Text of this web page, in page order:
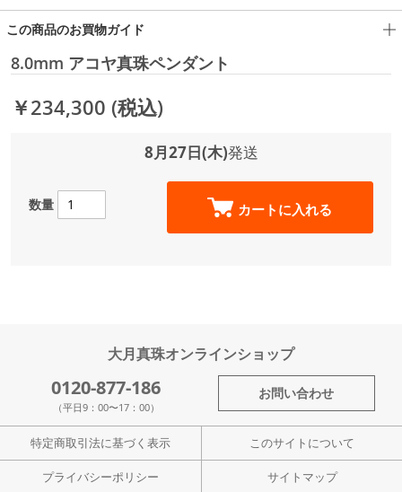
この商品のお買物ガイド
8.0mm アコヤ真珠ペンダント
￥234,300 (税込)
8月27日(木)発送
数量 カートに入れる
大月真珠オンラインショップ
0120-877-186
（平日9：00〜17：00）
お問い合わせ
特定商取引法に基づく表示 このサイトについて
プライバシーポリシー サイトマップ